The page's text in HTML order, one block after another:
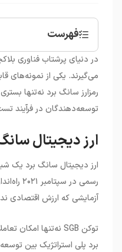
فهرست
• ارز دیجیتال
•
نگاهی به آینده
خرید ارز دیجیتال
در دنیای پرشتاب فناوری
می‌گیرند. یکی از نمونه‌های
رمزارز سانگ برد نه‌تنها
توسعه‌دهندگان در فرآیند
ارز دیجیتال
ارز دیجیتال سانگ برد یک
رسمی
آزمایشی که ارزش اقتصادی
توکن
نه‌تنها امکان
برد پلی استراتژیک بین